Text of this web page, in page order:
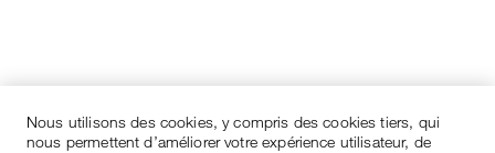
Nous utilisons des cookies, y compris des cookies tiers, qui
nous permettent d’améliorer votre expérience utilisateur, de